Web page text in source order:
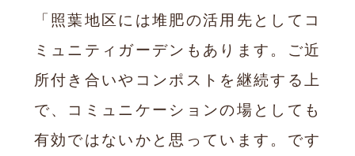
「照葉地区には堆肥の活用先としてコ
ミュニティガーデンもあります。ご近
所付き合いやコンポストを継続する上
で、コミュニケーションの場としても
有効ではないかと思っています。です